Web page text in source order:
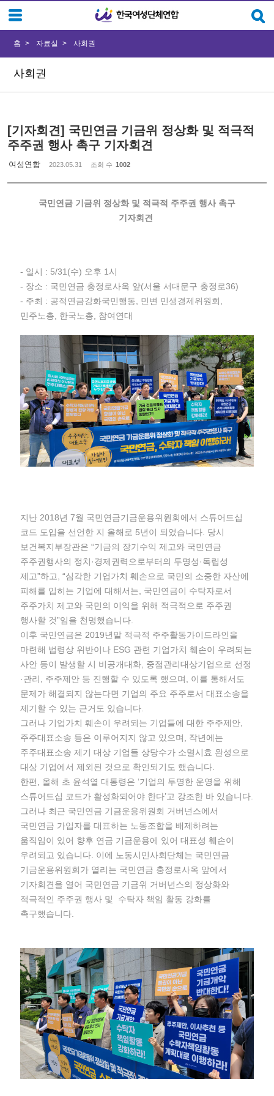
사회권
홈 자료실 사회권
[기자회견] 국민연금 기금위 정상화 및 적극적
주주권 행사 촉구 기자회견
여성연합 2023.05.31 조회 수 1002
국민연금 기금위 정상화 및 적극적 주주권 행사 촉구
기자회견
- 일시 : 5/31(수) 오후 1시
- 장소 : 국민연금 충정로사옥 앞(서울 서대문구 충정로36)
- 주최 : 공적연금강화국민행동, 민변 민생경제위원회,
민주노총, 한국노총, 참여연대
지난 2018년 7월 국민연금기금운용위원회에서 스튜어드십
코드 도입을 선언한 지 올해로 5년이 되었습니다. 당시
보건복지부장관은 “기금의 장기수익 제고와 국민연금
주주권행사의 정치·경제권력으로부터의 투명성·독립성
제고”하고, “심각한 기업가치 훼손으로 국민의 소중한 자산에
피해를 입히는 기업에 대해서는, 국민연금이 수탁자로서
주주가치 제고와 국민의 이익을 위해 적극적으로 주주권
행사할 것”임을 천명했습니다.
이후 국민연금은 2019년말 적극적 주주활동가이드라인을
마련해 법령상 위반이나 ESG 관련 기업가치 훼손이 우려되는
사안 등이 발생할 시 비공개대화, 중점관리대상기업으로 선정
·관리, 주주제안 등 진행할 수 있도록 했으며, 이를 통해서도
문제가 해결되지 않는다면 기업의 주요 주주로서 대표소송을
제기할 수 있는 근거도 있습니다.
그러나 기업가치 훼손이 우려되는 기업들에 대한 주주제안,
주주대표소송 등은 이루어지지 않고 있으며, 작년에는
주주대표소송 제기 대상 기업들 상당수가 소멸시효 완성으로
대상 기업에서 제외된 것으로 확인되기도 했습니다.
한편, 올해 초 윤석열 대통령은 ‘기업의 투명한 운영을 위해
스튜어드십 코드가 활성화되어야 한다’고 강조한 바 있습니다.
그러나 최근 국민연금 기금운용위원회 거버넌스에서
국민연금 가입자를 대표하는 노동조합을 배제하려는
움직임이 있어 향후 연금 기금운용에 있어 대표성 훼손이
우려되고 있습니다. 이에 노동시민사회단체는 국민연금
기금운용위원회가 열리는 국민연금 충정로사옥 앞에서
기자회견을 열어 국민연금 기금위 거버넌스의 정상화와
적극적인 주주권 행사 및 수탁자 책임 활동 강화를
촉구했습니다.